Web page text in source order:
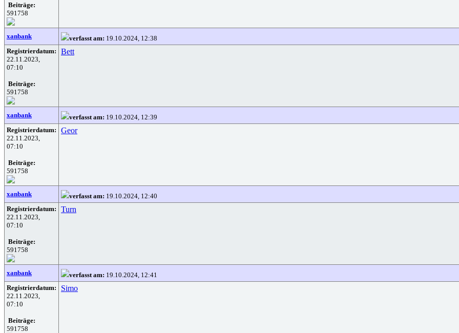
Beiträge:
591758
xanbank verfasst am: 19.10.2024, 12:38
Registrierdatum:
22.11.2023,
07:10
Beiträge:
591758
Bett
xanbank verfasst am: 19.10.2024, 12:39
Registrierdatum:
22.11.2023,
07:10
Beiträge:
591758
Geor
xanbank verfasst am: 19.10.2024, 12:40
Registrierdatum:
22.11.2023,
07:10
Beiträge:
591758
Turn
xanbank verfasst am: 19.10.2024, 12:41
Registrierdatum:
22.11.2023,
07:10
Beiträge:
591758
Simo